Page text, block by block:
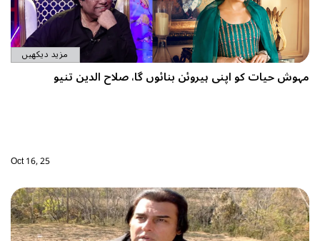
مزید دیکھیں
مہوش حیات کو اپنی ہیروئن بنائوں گا، صلاح الدین تنیو
Oct 16, 25